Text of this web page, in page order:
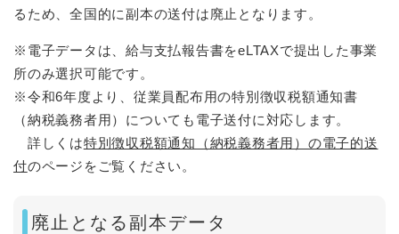
るため、全国的に副本の送付は廃止となります。
※電子データは、給与支払報告書をeLTAXで提出した事業
所のみ選択可能です。
※令和6年度より、従業員配布用の特別徴収税額通知書
（納税義務者用）についても電子送付に対応します。
詳しくは特別徴収税額通知（納税義務者用）の電子的送
付のページをご覧ください。
廃止となる副本データ